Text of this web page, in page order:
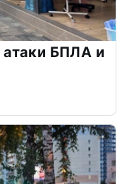
атаки БПЛА и